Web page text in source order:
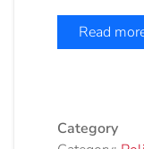
Read
Category